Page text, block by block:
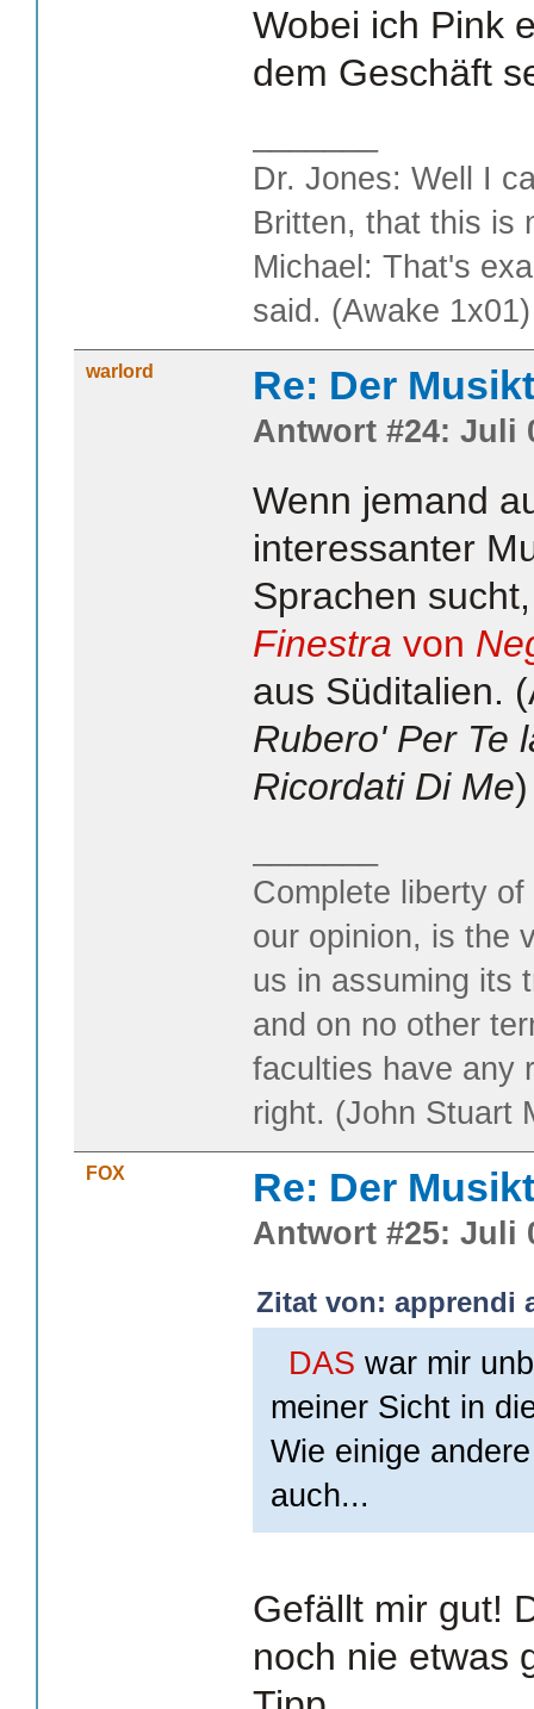
Wobei ich Pink
dem Geschäft
Dr. Jones: Well I
Britten, that this is
Michael: That's
said. (Awake 1x01)
warlord Re: Der
Antwort #24: Juli
Wenn jemand
interessanter
Sprachen
Finestra von
aus Süditalien.
Rubero' Per Te
Ricordati Di Me)
Complete liberty
our opinion, is the
us in assuming its
and on no other
faculties have any
right. (John Stuart
FOX Re: Der
Antwort #25: Juli
Zitat von: apprendi
DAS war mir
meiner Sicht in
Wie einige
auch...
Gefällt mir gut!
noch nie etwas